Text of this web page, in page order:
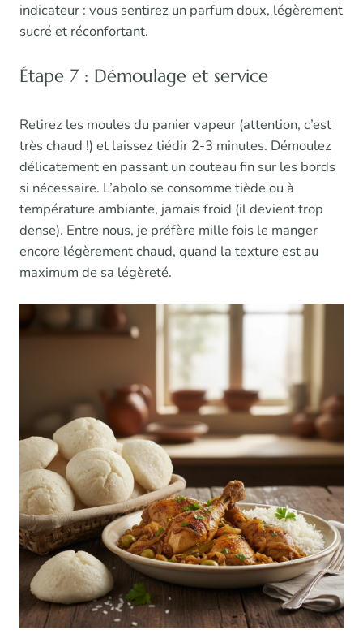
indicateur : vous sentirez un parfum doux, légèrement
sucré et réconfortant.
Étape 7 : Démoulage et service
Retirez les moules du panier vapeur (attention, c’est
très chaud !) et laissez tiédir 2-3 minutes. Démoulez
délicatement en passant un couteau fin sur les bords
si nécessaire. L’abolo se consomme tiède ou à
température ambiante, jamais froid (il devient trop
dense). Entre nous, je préfère mille fois le manger
encore légèrement chaud, quand la texture est au
maximum de sa légèreté.